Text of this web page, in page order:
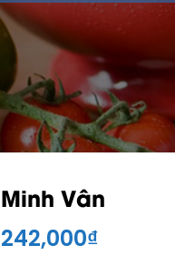
Minh Vân
242,000₫